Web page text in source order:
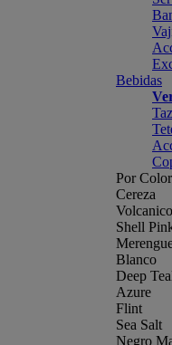
Bebidas
Por Color
Cereza
Volcanico
Shell
Blanco
Deep
Azure
Flint
Sea Salt
Negro